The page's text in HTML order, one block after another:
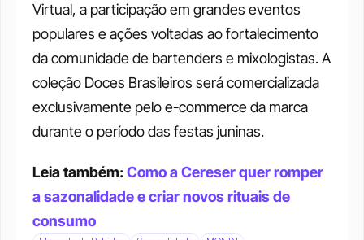
Virtual, a participação em grandes eventos
populares e ações voltadas ao fortalecimento
da comunidade de bartenders e mixologistas. A
coleção Doces Brasileiros será comercializada
exclusivamente pelo e-commerce da marca
durante o período das festas juninas.
Leia também: Como a Cereser quer romper
a sazonalidade e criar novos rituais de
consumo